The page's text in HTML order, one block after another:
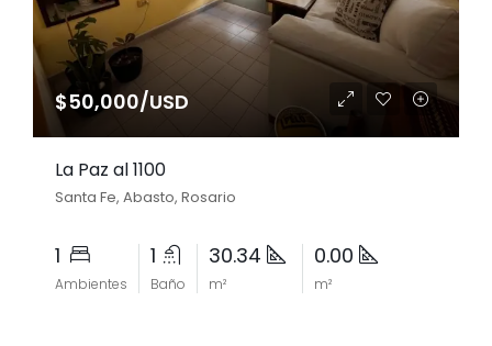
$50,000/USD
La Paz al 1100
Santa Fe, Abasto, Rosario
1
Ambientes
1
Baño
30.34
m²
0.00
m²